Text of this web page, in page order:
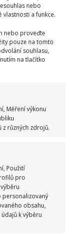
nebo
a funkce.
nebo proveďte
pouze na tomto
souhlasu,
na tlačítko
Měření výkonu
různých zdrojů.
Použití
pro
personalizovaný
obsahu,
k výběru
Kateřiny
které by mu
zákazníků,
provádět
do
podezření, a
přímo při
něm, a to
zadržení).“